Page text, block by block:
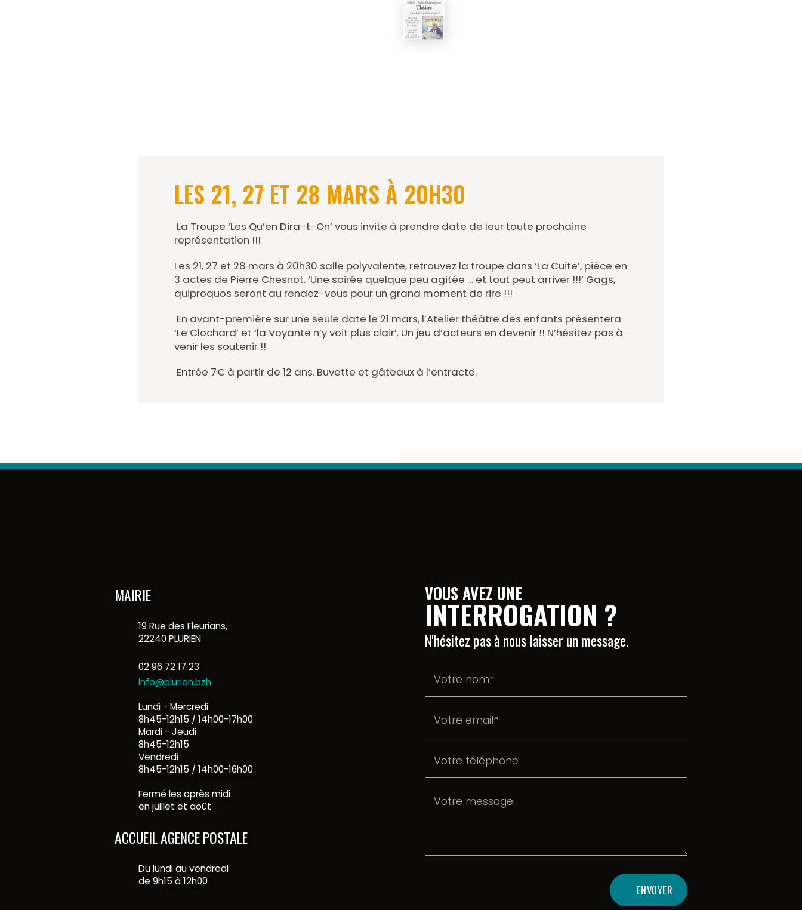
LES 21, 27 ET 28 MARS À 20H30
La Troupe ‘Les Qu’en Dira-t-On’ vous invite à prendre date de leur toute prochaine
représentation !!!
Les 21, 27 et 28 mars à 20h30 salle polyvalente, retrouvez la troupe dans ‘La Cuite’, pièce en
3 actes de Pierre Chesnot. ‘Une soirée quelque peu agitée … et tout peut arriver !!!’ Gags,
quiproquos seront au rendez-vous pour un grand moment de rire !!!
En avant-première sur une seule date le 21 mars, l’Atelier théâtre des enfants présentera
‘Le Clochard’ et ‘la Voyante n’y voit plus clair’. Un jeu d’acteurs en devenir !! N’hésitez pas à
venir les soutenir !!
Entrée 7€ à partir de 12 ans. Buvette et gâteaux à l’entracte.
MAIRIE
19 Rue des Fleurians,
22240 PLURIEN
02 96 72 17 23
info@plurien.bzh
Lundi - Mercredi
8h45-12h15 / 14h00-17h00
Mardi - Jeudi
8h45-12h15
Vendredi
8h45-12h15 / 14h00-16h00
Fermé les après midi
en juillet et août
ACCUEIL AGENCE POSTALE
Du lundi au vendredi
de 9h15 à 12h00
VOUS AVEZ UNE
INTERROGATION ?
N'hésitez pas à nous laisser un message.
ENVOYER